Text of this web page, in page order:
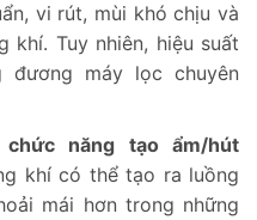
vi rút, mùi khó chịu và
khí. Tuy nhiên, hiệu suất
đương máy lọc chuyên
năng tạo ẩm/hút
khí có thể tạo ra luồng
mái hơn trong những